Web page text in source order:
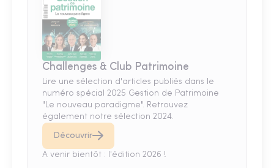
Challenges & Club Patrimoine
Lire une sélection d'articles publiés dans le
numéro spécial 2025 Gestion de Patrimoine
"Le nouveau paradigme". Retrouvez
également notre sélection 2024.
Découvrir
A venir bientôt : l'édition 2026 !